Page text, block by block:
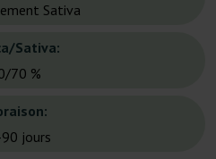
Sativa
Sativa:
70 %
jours